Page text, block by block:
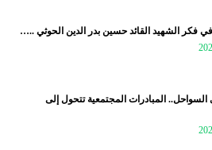
في فكر الشهيد القائد حسين بدر الدين الحوثي ..…
السواحل.. المبادرات المجتمعية تتحول إلى